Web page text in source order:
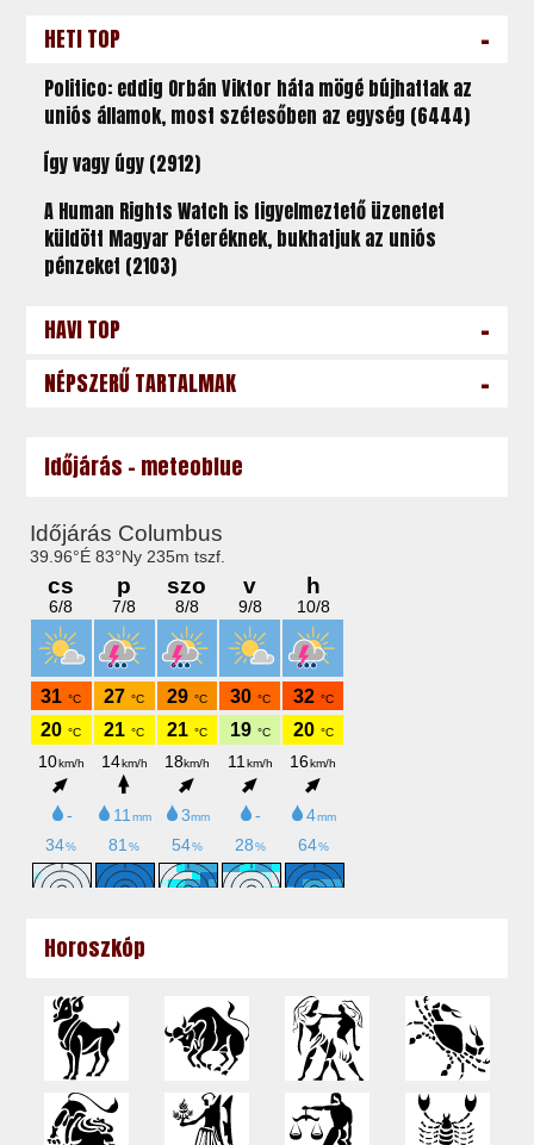
HETI TOP -
Politico: eddig Orbán Viktor háta mögé bújhattak az
uniós államok, most szétesőben az egység (6444)
Így vagy úgy (2912)
A Human Rights Watch is figyelmeztető üzenetet
küldött Magyar Péteréknek, bukhatjuk az uniós
pénzeket (2103)
HAVI TOP -
NÉPSZERŰ TARTALMAK -
Időjárás - meteoblue
Horoszkóp